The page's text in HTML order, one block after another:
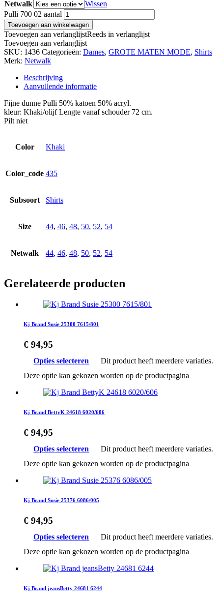
Netwalk
Wissen
Pulli 700 02 aantal
Toevoegen aan winkelwagen
Toevoegen aan verlanglijstReeds in verlanglijst
Toevoegen aan verlanglijst
SKU: 1436 Categorieën: Dames, GROTE MATEN MODE, Shirts
Merk: Netwalk
Beschrijving
Aanvullende informatie
Fijne dunne Pulli 50% katoen 50% acryl.
kleur: Khaki/olijf Lengte vanaf schouder 72 cm.
Pilt niet
Color Khaki
Color_code 435
Subsoort Shirts
Size 44, 46, 48, 50, 52, 54
Netwalk 44, 46, 48, 50, 52, 54
Gerelateerde producten
Kj Brand Susie 25300 7615/801
€ 94,95
Opties selecteren
Dit product heeft meerdere variaties.
Deze optie kan gekozen worden op de productpagina
Kj Brand BettyK 24618 6020/606
€ 94,95
Opties selecteren
Dit product heeft meerdere variaties.
Deze optie kan gekozen worden op de productpagina
Kj Brand Susie 25376 6086/005
€ 94,95
Opties selecteren
Dit product heeft meerdere variaties.
Deze optie kan gekozen worden op de productpagina
Kj Brand jeansBetty 24681 6244